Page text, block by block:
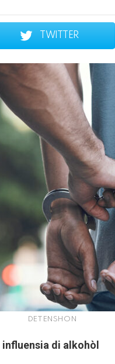
TWITTER
DETENSHON
influensia di alkohòl